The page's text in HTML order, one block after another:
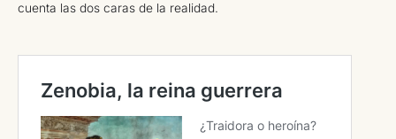
cuenta las dos caras de la realidad.